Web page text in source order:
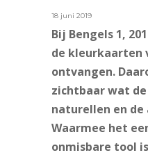
18 juni 2019
Bij Bengels 1,
de kleurkaarten
ontvangen.
zichtbaar wat
naturellen en
Waarmee het
onmisbare tool